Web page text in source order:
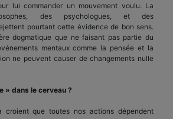
lui commander un mouvement voulu. La
des psychologues, et des
pourtant cette évidence de bon sens.
dogmatique que ne faisant pas partie du
mentaux comme la pensée et la
ne peuvent causer de changements nulle
» dans le cerveau ?
croient que toutes nos actions dépendent